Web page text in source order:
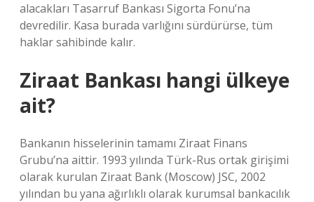
alacakları Tasarruf Bankası Sigorta Fonu’na
devredilir. Kasa burada varlığını sürdürürse, tüm
haklar sahibinde kalır.
Ziraat Bankası hangi ülkeye
ait?
Bankanın hisselerinin tamamı Ziraat Finans
Grubu’na aittir. 1993 yılında Türk-Rus ortak girişimi
olarak kurulan Ziraat Bank (Moscow) JSC, 2002
yılından bu yana ağırlıklı olarak kurumsal bankacılık